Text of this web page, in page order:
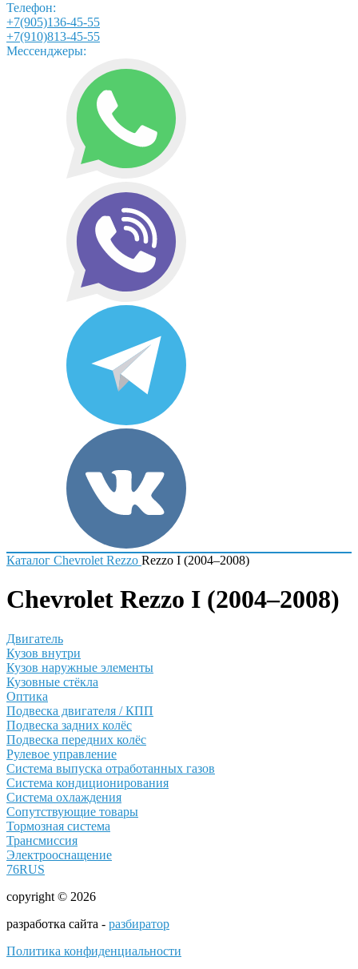
Телефон:
+7(905)136-45-55
+7(910)813-45-55
Мессенджеры:
Каталог Chevrolet Rezzo Rezzo I (2004–2008)
Chevrolet Rezzo I (2004–2008)
Двигатель
Кузов внутри
Кузов наружные элементы
Кузовные стёкла
Оптика
Подвеска двигателя / КПП
Подвеска задних колёс
Подвеска передних колёс
Рулевое управление
Система выпуска отработанных газов
Система кондиционирования
Система охлаждения
Сопутствующие товары
Тормозная система
Трансмиссия
Электрооснащение
76RUS
copyright © 2026
разработка сайта - разбиратор
Политика конфиденциальности